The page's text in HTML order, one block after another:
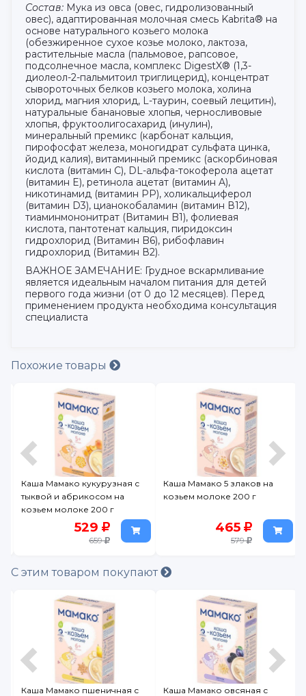
Состав: Мука из овса (овес, гидролизованный
овес), адаптированная молочная смесь Kabrita® на
основе натурального козьего молока
(обезжиренное сухое козье молоко, лактоза,
растительные масла (пальмовое, рапсовое,
подсолнечное масла, комплекс DigestX® (1,3-
диолеол-2-пальмитоил триглицерид), концентрат
сывороточных белков козьего молока, холина
хлорид, магния хлорид, L-таурин, соевый лецитин),
натуральные банановые хлопья, черносливовые
хлопья, фруктоолигосахарид (инулин),
минеральный премикс (карбонат кальция,
пирофосфат железа, моногидрат сульфата цинка,
йодид калия), витаминный премикс (аскорбиновая
кислота (витамин С), DL-альфа-токоферола ацетат
(витамин E), ретинола ацетат (витамин A),
никотинамид (витамин PP), холикальциферол
(витамин D3), цианокобаламин (витамин В12),
тиаминмононитрат (Витамин B1), фолиевая
кислота, пантотенат кальция, пиридоксин
гидрохлорид (Витамин B6), рибофлавин
гидрохлорид (Витамин В2).
ВАЖНОЕ ЗАМЕЧАНИЕ: Грудное вскармливание
является идеальным началом питания для детей
первого года жизни (от 0 до 12 месяцев). Перед
применением продукта необходима консультация
специалиста
Похожие товары
Каша Мамако кукурузная с
тыквой и абрикосом на
козьем молоке 200 г
529
659
Каша Мамако 5 злаков на
козьем молоке 200 г
465
579
С этим товаром покупают
Каша Мамако пшеничная с
Каша Мамако овсяная с